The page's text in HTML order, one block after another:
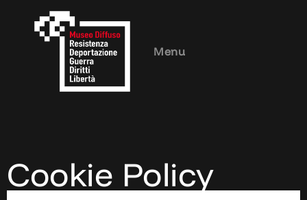
Menu
Cookie Policy